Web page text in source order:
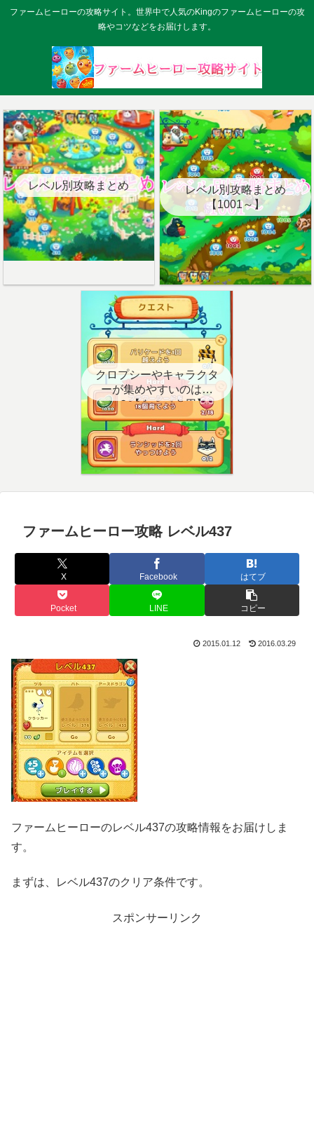
ファームヒーローの攻略サイト。世界中で人気のKingのファームヒーローの攻
略やコツなどをお届けします。
レベル別攻略まとめ
レベル別攻略まとめ
【1001～】
クロプシーやキャラクタ
ーが集めやすいのはど
こ？【クエスト用】
ファームヒーロー攻略 レベル437
X Facebook はてブ
Pocket LINE コピー
2015.01.12 2016.03.29
ファームヒーローのレベル437の攻略情報をお届けしま
す。
まずは、レベル437のクリア条件です。
スポンサーリンク